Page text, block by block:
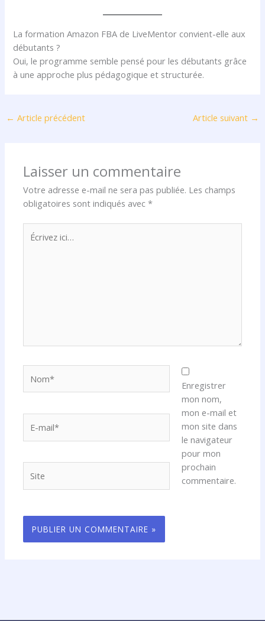
La formation Amazon FBA de LiveMentor convient-elle aux
débutants ?
Oui, le programme semble pensé pour les débutants grâce
à une approche plus pédagogique et structurée.
← Article précédent Article suivant →
Laisser un commentaire
Votre adresse e-mail ne sera pas publiée. Les champs
obligatoires sont indiqués avec*
ici…
mail*
Enregistrer
mon nom,
mon e-mail et
mon site dans
le navigateur
pour mon
prochain
commentaire.